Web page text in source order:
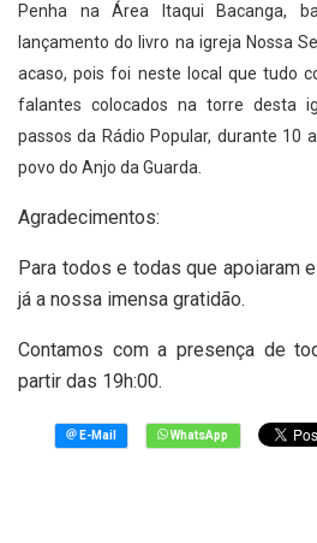
Penha na Área Itaqui Bacanga,
lançamento do livro na igreja Nossa
acaso, pois foi neste local que tudo
falantes colocados na torre desta
passos da Rádio Popular, durante 10
povo do Anjo da Guarda.
Agradecimentos:
Para todos e todas que apoiaram
já a nossa imensa gratidão.
Contamos com a presença de
partir das 19h:00.